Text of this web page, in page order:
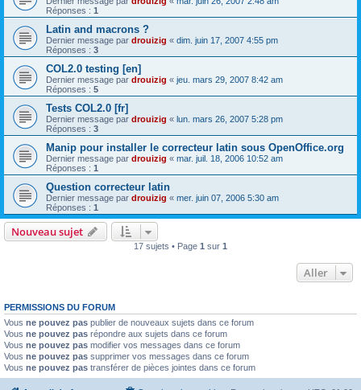
Réponses : 1
Latin and macrons ?
Dernier message par drouizig « dim. juin 17, 2007 4:55 pm
Réponses : 3
COL2.0 testing [en]
Dernier message par drouizig « jeu. mars 29, 2007 8:42 am
Réponses : 5
Tests COL2.0 [fr]
Dernier message par drouizig « lun. mars 26, 2007 5:28 pm
Réponses : 3
Manip pour installer le correcteur latin sous OpenOffice.org
Dernier message par drouizig « mar. juil. 18, 2006 10:52 am
Réponses : 1
Question correcteur latin
Dernier message par drouizig « mer. juin 07, 2006 5:30 am
Réponses : 1
Nouveau sujet
17 sujets • Page 1 sur 1
Aller
PERMISSIONS DU FORUM
Vous ne pouvez pas publier de nouveaux sujets dans ce forum
Vous ne pouvez pas répondre aux sujets dans ce forum
Vous ne pouvez pas modifier vos messages dans ce forum
Vous ne pouvez pas supprimer vos messages dans ce forum
Vous ne pouvez pas transférer de pièces jointes dans ce forum